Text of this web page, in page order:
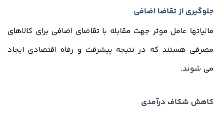
جلوگیری از تقاضا اضافی
مالیات­ها عامل موثر جهت مقابله با تقاضای اضافی برای کالاهای
مصرفی هستند که در نتیجه پیشرفت و رفاه اقتصادی ایجاد
می­ شوند.
کاهش شکاف درآمدی